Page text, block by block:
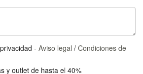
- Aviso legal / Condiciones de
y outlet de hasta el 40%